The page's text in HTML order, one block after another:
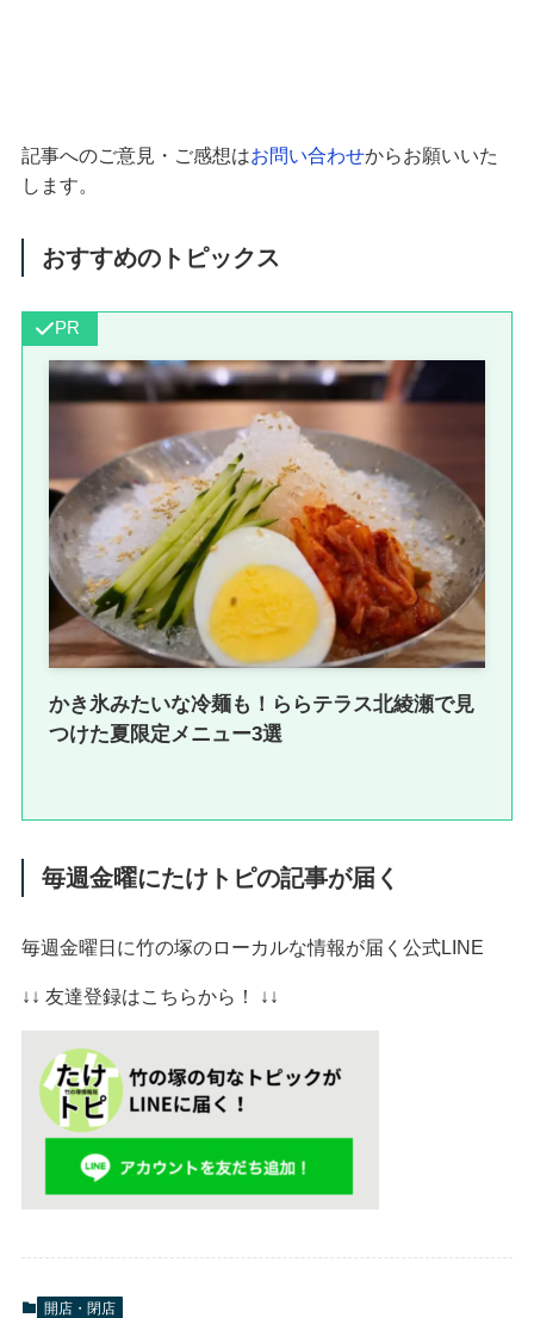
記事へのご意見・ご感想はお問い合わせからお願いいた
します。
おすすめのトピックス
PR
かき氷みたいな冷麺も！ららテラス北綾瀬で見
つけた夏限定メニュー3選
毎週金曜にたけトピの記事が届く
毎週金曜日に竹の塚のローカルな情報が届く公式LINE
↓↓ 友達登録はこちらから！ ↓↓
開店・閉店